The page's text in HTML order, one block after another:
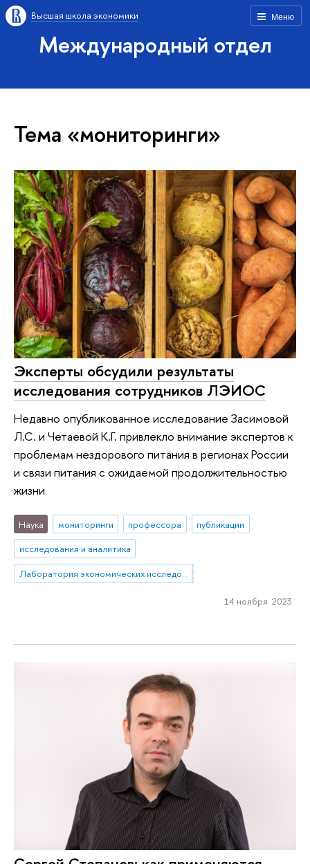
Меню
Высшая школа экономики
Международный отдел
Тема «мониторинги»
Эксперты обсудили результаты
исследования сотрудников ЛЭИОС
Недавно опубликованное исследование Засимовой
Л.С. и Четаевой К.Г. привлекло внимание экспертов к
проблемам нездорового питания в регионах России
и связи питания с ожидаемой продолжительностью
жизни
Наука мониторинги профессора
публикации
исследования и аналитика
Лаборатория экономических исследований общественного сектора
14 ноября 2023